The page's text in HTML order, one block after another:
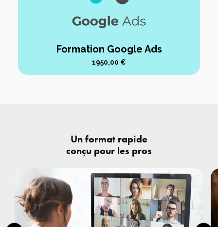
Formation Google Ads
1950,00 €
Un format rapide
conçu pour les pros